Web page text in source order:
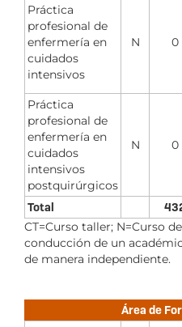
Práctica
profesional de
enfermería en
cuidados
intensivos
N 0
Práctica
profesional de
enfermería en
cuidados
intensivos
postquirúrgicos
N 0
Total
CT=Curso taller; N=Curso
conducción de un
de manera independiente.
Área de